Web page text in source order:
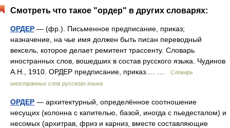
Смотреть что такое "ордер" в других словарях:
ОРДЕР — (фр.). Письменное предписание, приказ;
назначение, на чье имя должен быть писан переводный
вексель, которое делает ремитент трассенту. Словарь
иностранных слов, вошедших в состав русского языка. Чудинов
А.Н., 1910. ОРДЕР предписание, приказ.… …
Словарь
иностранных слов русского языка
ОРДЕР — архитектурный, определённое соотношение
несущих (колонна с капителью, базой, иногда с пьедесталом) и
несомых (архитрав, фриз и карниз, вместе составляющие